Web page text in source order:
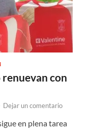
con
Dejar un comentario
en plena tarea